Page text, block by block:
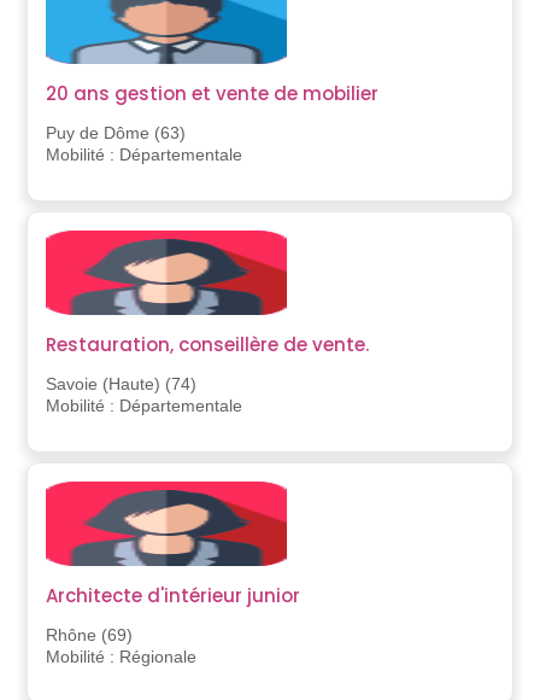
20 ans gestion et vente de mobilier
Puy de Dôme (63)
Mobilité : Départementale
Restauration, conseillère de vente.
Savoie (Haute) (74)
Mobilité : Départementale
Architecte d'intérieur junior
Rhône (69)
Mobilité : Régionale